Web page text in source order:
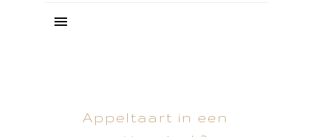
Appeltaart in een